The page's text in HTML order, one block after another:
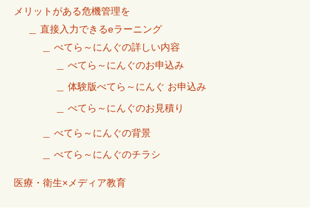
メリットがある危機管理を
＿ 直接入力できるeラーニング
＿ べてら～にんぐの詳しい内容
＿ べてら～にんぐのお申込み
＿ 体験版べてら～にんぐ お申込み
＿ べてら～にんぐのお見積り
＿ べてら～にんぐの背景
＿ べてら～にんぐのチラシ
医療・衛生×メディア教育